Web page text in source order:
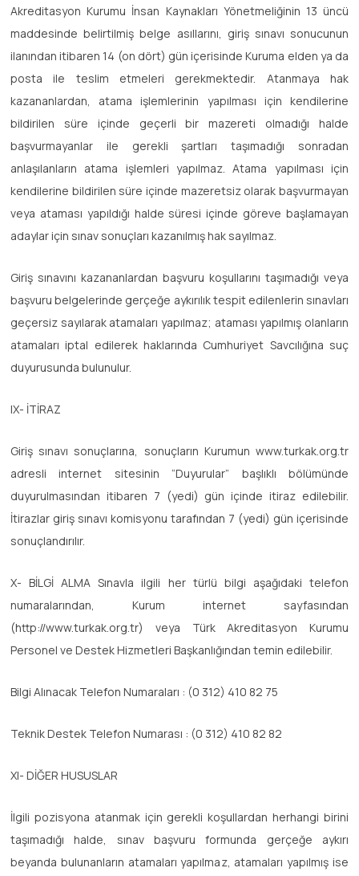
Akreditasyon Kurumu İnsan Kaynakları Yönetmeliğinin 13 üncü
maddesinde belirtilmiş belge asıllarını, giriş sınavı sonucunun
ilanından itibaren 14 (on dört) gün içerisinde Kuruma elden ya da
posta ile teslim etmeleri gerekmektedir. Atanmaya hak
kazananlardan, atama işlemlerinin yapılması için kendilerine
bildirilen süre içinde geçerli bir mazereti olmadığı halde
başvurmayanlar ile gerekli şartları taşımadığı sonradan
anlaşılanların atama işlemleri yapılmaz. Atama yapılması için
kendilerine bildirilen süre içinde mazeretsiz olarak başvurmayan
veya ataması yapıldığı halde süresi içinde göreve başlamayan
adaylar için sınav sonuçları kazanılmış hak sayılmaz.
Giriş sınavını kazananlardan başvuru koşullarını taşımadığı veya
başvuru belgelerinde gerçeğe aykırılık tespit edilenlerin sınavları
geçersiz sayılarak atamaları yapılmaz; ataması yapılmış olanların
atamaları iptal edilerek haklarında Cumhuriyet Savcılığına suç
duyurusunda bulunulur.
IX- İTİRAZ
Giriş sınavı sonuçlarına, sonuçların Kurumun www.turkak.org.tr
adresli internet sitesinin “Duyurular” başlıklı bölümünde
duyurulmasından itibaren 7 (yedi) gün içinde itiraz edilebilir.
İtirazlar giriş sınavı komisyonu tarafından 7 (yedi) gün içerisinde
sonuçlandırılır.
X- BİLGİ ALMA Sınavla ilgili her türlü bilgi aşağıdaki telefon
numaralarından, Kurum internet sayfasından
(http://www.turkak.org.tr) veya Türk Akreditasyon Kurumu
Personel ve Destek Hizmetleri Başkanlığından temin edilebilir.
Bilgi Alınacak Telefon Numaraları : (0 312) 410 82 75
Teknik Destek Telefon Numarası : (0 312) 410 82 82
XI- DİĞER HUSUSLAR
İlgili pozisyona atanmak için gerekli koşullardan herhangi birini
taşımadığı halde, sınav başvuru formunda gerçeğe aykırı
beyanda bulunanların atamaları yapılmaz, atamaları yapılmış ise